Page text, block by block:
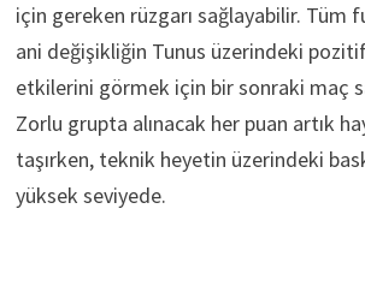
için gereken rüzgarı sağlayabilir. Tüm
ani değişikliğin Tunus üzerindeki
etkilerini görmek için bir sonraki maç
Zorlu grupta alınacak her puan artık
taşırken, teknik heyetin üzerindeki
yüksek seviyede.